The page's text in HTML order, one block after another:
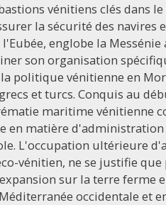
vénitiens clés dans le
la sécurité des navires
englobe la Messénie
son organisation
politique vénitienne en
et turcs. Conquis au
maritime vénitienne
en matière
L'occupation ultérieure
vénitien, ne se justifie
sur la terre ferme
occidentale et